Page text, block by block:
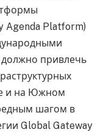
Agenda Platform)
привлечь
и на Южном
шагом в
Global Gateway